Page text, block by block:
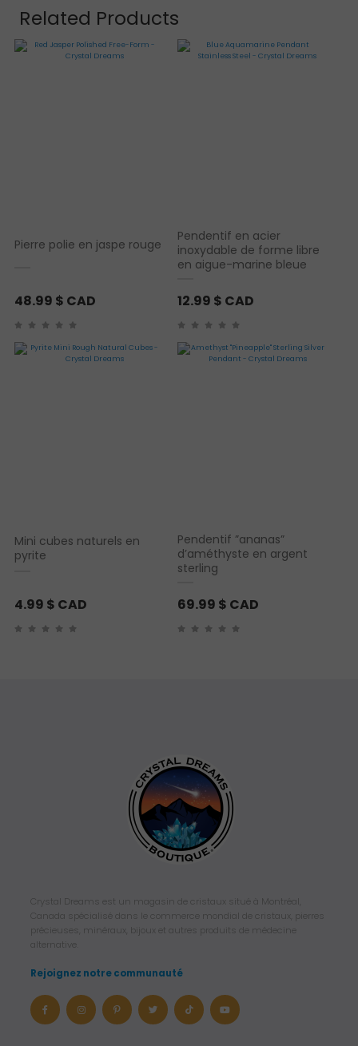
Related Products
Pierre polie en jaspe rouge
48.99 $ CAD
Pendentif en acier
inoxydable de forme libre
en aigue-marine bleue
12.99 $ CAD
Mini cubes naturels en
pyrite
4.99 $ CAD
Pendentif ”ananas”
d’améthyste en argent
sterling
69.99 $ CAD
Crystal Dreams est un magasin de cristaux situé à Montréal,
Canada spécialisé dans le commerce mondial de cristaux, pierres
précieuses, minéraux, bijoux et autres produits de médecine
alternative.
Rejoignez notre communauté